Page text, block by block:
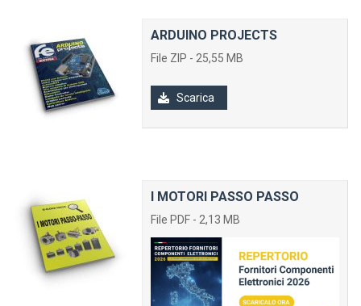
ARDUINO PROJECTS
File ZIP - 25,55 MB
Scarica
I MOTORI PASSO PASSO
File PDF - 2,13 MB